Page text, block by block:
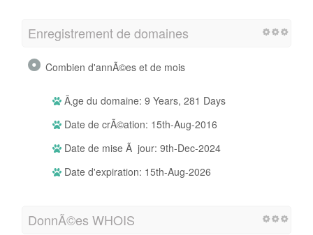
Enregistrement de domaines
Combien d'annÃ©es et de mois
Ã‚ge du domaine: 9 Years, 281 Days
Date de crÃ©ation: 15th-Aug-2016
Date de mise Ã jour: 9th-Dec-2024
Date d'expiration: 15th-Aug-2026
DonnÃ©es WHOIS